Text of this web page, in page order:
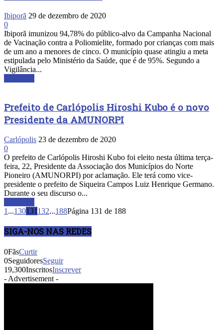
Ibiporã 29 de dezembro de 2020
0
Ibiporã imunizou 94,78% do público-alvo da Campanha Nacional
de Vacinação contra a Poliomielite, formado por crianças com mais
de um ano a menores de cinco. O município quase atingiu a meta
estipulada pelo Ministério da Saúde, que é de 95%. Segundo a
Vigilância...
Prefeito de Carlópolis Hiroshi Kubo é o novo
Presidente da AMUNORPI
Carlópolis 23 de dezembro de 2020
0
O prefeito de Carlópolis Hiroshi Kubo foi eleito nesta última terça-
feira, 22, Presidente da Associação dos Municípios do Norte
Pioneiro (AMUNORPI) por aclamação. Ele terá como vice-
presidente o prefeito de Siqueira Campos Luiz Henrique Germano.
Durante o seu discurso o...
1 ...130131132...188Página 131 de 188
SIGA-NOS NAS REDES
0FãsCurtir
0SeguidoresSeguir
19,300InscritosInscrever
- Advertisement -